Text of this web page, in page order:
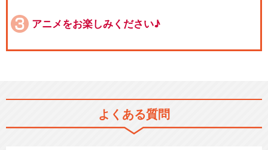
アニメをお楽しみください♪
よくある質問